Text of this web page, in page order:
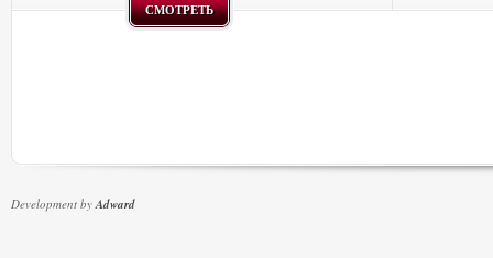
СМОТРЕТЬ
Development byAdward